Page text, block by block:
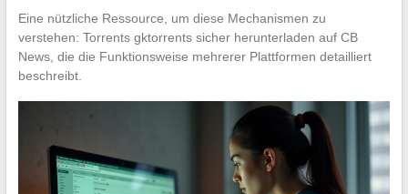
Eine nützliche Ressource, um diese Mechanismen zu
verstehen: Torrents gktorrents sicher herunterladen auf CB
News, die die Funktionsweise mehrerer Plattformen detailliert
beschreibt.